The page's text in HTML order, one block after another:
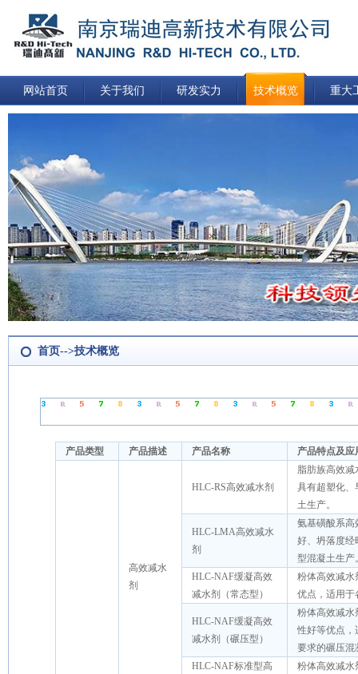
网站首页 关于我们 研发实力 技术概览 重大
首页-->技术概览
产品类型 产品描述 产品名称 产品特点及应
高效减水
剂
HLC-RS高效减水剂
脂肪族高效
具有超塑化、
土生产。
HLC-LMA高效减水
剂
氨基磺酸系高
好、坍落度经
型混凝土生产
HLC-NAF缓凝高效
减水剂（常态型）
粉体高效减水
优点，适用于
HLC-NAF缓凝高效
减水剂（碾压型）
粉体高效减水
性好等优点，
要求的碾压混
HLC-NAF标准型高
粉体高效减水